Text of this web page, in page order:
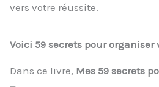
vers votre réussite.
Voici 59 secrets pour organiser
Dans ce livre, Mes 59 secrets